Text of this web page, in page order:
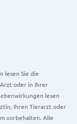
lesen Sie die
oder in Ihrer
lesen
Ihren Tierarzt oder
vorbehalten. Alle